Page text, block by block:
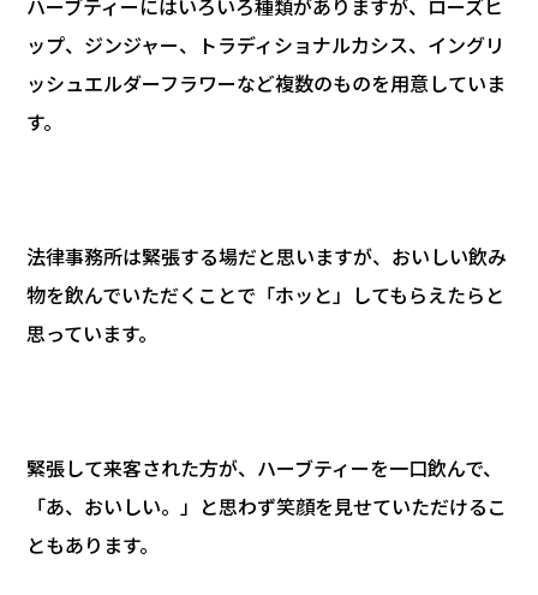
ップ、ジンジャー、トラディショナルカシス、イングリ
ッシュエルダーフラワーなど複数のものを用意していま
す。
法律事務所は緊張する場だと思いますが、おいしい飲み
物を飲んでいただくことで「ホッと」してもらえたらと
思っています。
緊張して来客された方が、ハーブティーを一口飲んで、
「あ、おいしい。」と思わず笑顔を見せていただけるこ
ともあります。